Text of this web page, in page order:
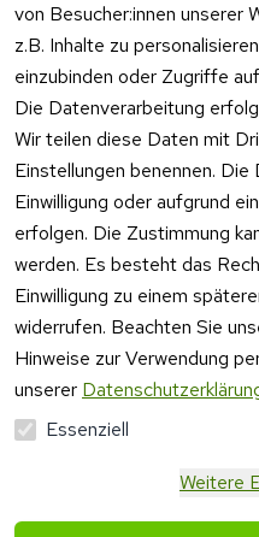
von Besucher:innen unserer
z.B. Inhalte zu
einzubinden oder Zugriffe
Die Datenverarbeitung
Wir teilen diese Daten mit
Einstellungen benennen.
Einwilligung oder aufgrund
erfolgen. Die Zustimmung
werden. Es besteht das
Einwilligung zu einem
widerrufen. Beachten Sie
Hinweise zur Verwendung
unserer
Essenziell
Weitere
Rechtliches
AGB
Impressum
Datenschutzer
klärung
Barrierefreiheit
serklärung
Kontakt
Kontakt
Registrieren
widerrufen